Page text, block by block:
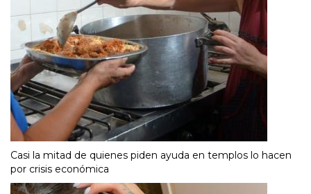
Casi la mitad de quienes piden ayuda en templos lo hacen
por crisis económica